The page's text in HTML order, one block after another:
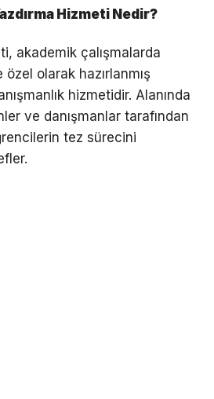
Hizmeti Nedir?
akademik çalışmalarda
olarak hazırlanmış
hizmetidir. Alanında
ve danışmanlar tarafından
tez sürecini